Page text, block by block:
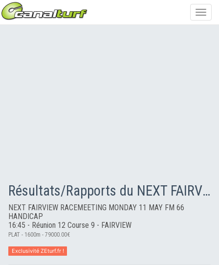
Résultats/Rapports du NEXT FAIRVIEW RACEMEETING MONDAY 11 MAY FM 66 HANDICAP
NEXT FAIRVIEW RACEMEETING MONDAY 11 MAY FM 66
HANDICAP
16:45 - Réunion 12 Course 9 - FAIRVIEW
PLAT - 1600m - 79000.00€
Exclusivité ZEturf.fr !